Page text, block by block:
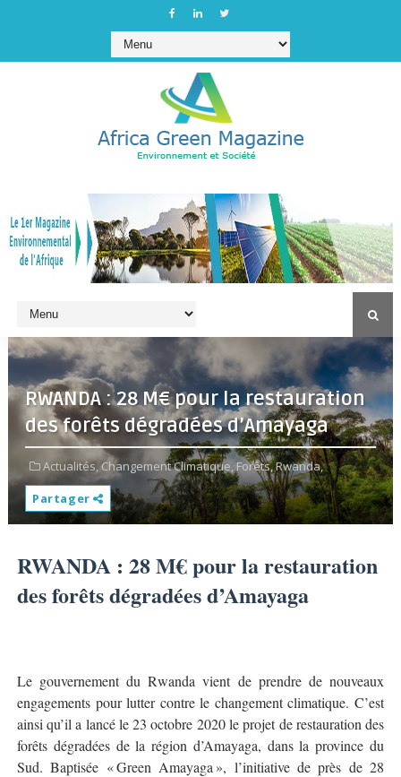
RWANDA : 28 M€ pour la restauration
des forêts dégradées d’Amayaga
Actualités,Changement Climatique,Forêts,Rwanda,
Partager
RWANDA : 28 M€ pour la restauration
des forêts dégradées d’Amayaga
Le gouvernement du Rwanda vient de prendre de nouveaux
engagements pour lutter contre le changement climatique. C’est
ainsi qu’il a lancé le 23 octobre 2020 le projet de restauration des
forêts dégradées de la région d’Amayaga, dans la province du
Sud. Baptisée «Green Amayaga », l’initiative de près de 28